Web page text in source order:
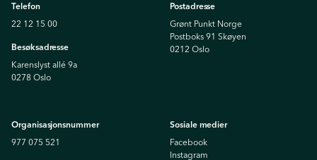
Telefon
22 12 15 00
Besøksadresse
Karenslyst allé 9a
0278 Oslo
Postadresse
Grønt Punkt Norge
Postboks 91 Skøyen
0212 Oslo
Organisasjonsnummer
977 075 521
Sosiale medier
Facebook
Instagram